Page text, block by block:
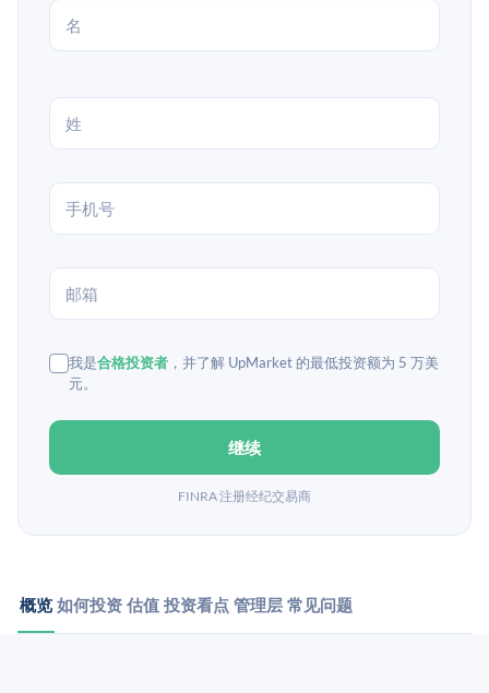
我是合格投资者 ，并了解 UpMarket 的最低投资额为 5 万美
元。
继续
FINRA 注册经纪交易商
概览 如何投资 估值 投资看点 管理层 常见问题